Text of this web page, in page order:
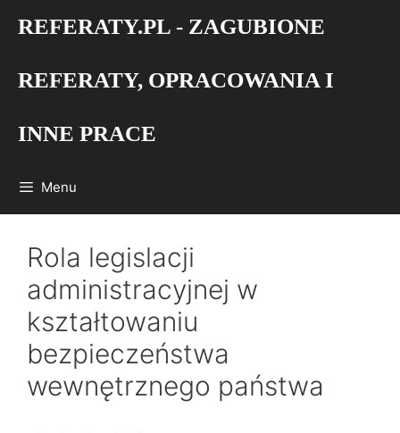
REFERATY.PL - ZAGUBIONE
REFERATY, OPRACOWANIA I
INNE PRACE
Menu
Rola legislacji
administracyjnej w
kształtowaniu
bezpieczeństwa
wewnętrznego państwa